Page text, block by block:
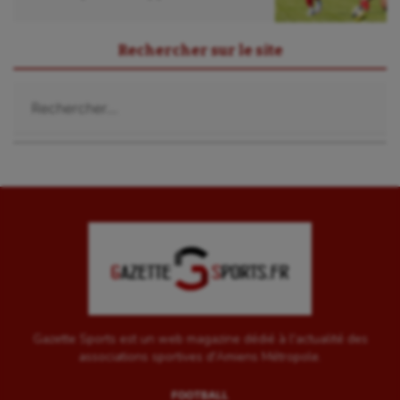
Voile
Water-polo
Rechercher sur le site
Gazette Sports est un web magazine dédié à l'actualité des
associations sportives d'Amiens Métropole.
FOOTBALL